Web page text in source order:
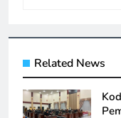
Related News